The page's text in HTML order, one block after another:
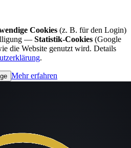
Cookies (z. B. für den Login)
— Statistik-Cookies (Google
die Website genutzt wird. Details
.
Mehr erfahren